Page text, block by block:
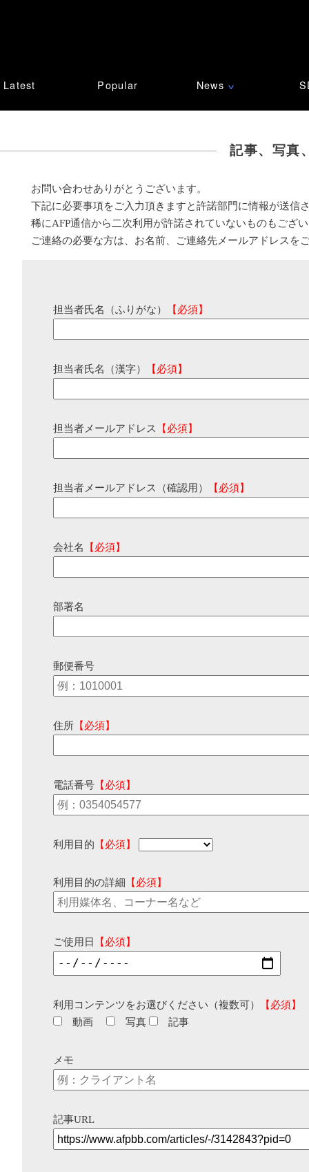
Latest Popular News ∨
記事、写真
お問い合わせありがとうございます。
下記に必要事項をご入力頂きますと許諾部門に情報が送信
稀にAFP通信から二次利用が許諾されていないものもござ
ご連絡の必要な方は、お名前、ご連絡先メールアドレスを
担当者氏名（ふりがな） 【必須】
担当者氏名（漢字） 【必須】
担当者メールアドレス 【必須】
担当者メールアドレス（確認用） 【必須】
会社名 【必須】
部署名
郵便番号
住所 【必須】
電話番号 【必須】
利用目的 【必須】
利用目的の詳細 【必須】
ご使用日 【必須】
利用コンテンツをお選びください（複数可）
【必須】
動画
写真 記事
メモ
記事URL